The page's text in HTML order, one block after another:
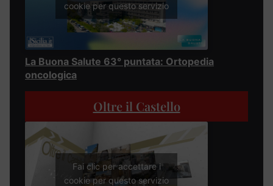
cookie per questo servizio
La Buona Salute 63° puntata: Ortopedia
oncologica
Oltre il Castello
Fai clic per accettare i
cookie per questo servizio